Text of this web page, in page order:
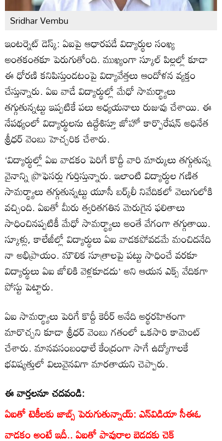
Sridhar Vembu
ఇంటర్నెట్ డెస్క్: ఏఐపై ఆధారపడే విద్యార్థుల సంఖ్య
అంతకంతకూ పెరుగుతోంది. ముఖ్యంగా స్కూల్ పిల్లల్లో కూడా
ఈ ధోరణి కనిపిస్తుండటంపై విద్యావేత్తలు ఆందోళన వ్యక్తం
చేస్తున్నారు. ఏఐ వాడే విద్యార్థుల్లో మేధో సామర్థ్యాలు
తగ్గుతున్నట్టు ఇప్పటికే పలు అధ్యయనాలు రుజువు చేశాయి. ఈ
నేపథ్యంలో విద్యార్థులను ఉద్దేశిస్తూ జోహో కార్పొరేషన్ అధినేత
శ్రీధర్ వెంబు హెచ్చరిక చేశారు.
‘విద్యార్థుల్లో ఏఐ వాడకం పెరిగే కొద్దీ వారి మార్కులు తగ్గుతున్న
వైనాన్ని ప్రొఫెసర్లు గుర్తిస్తున్నారు. ఇలాంటి విద్యార్థుల గణిత
సామర్థ్యాలు తగ్గుతున్నట్టు యూసీ బర్క్‌లీ నివేదికలో వెలుగులోకి
వచ్చింది. ఏఐతో మీరు త్వరితగతిన మెరుగైన ఫలితాలు
సాధించినప్పటికీ మేధో సామర్థ్యాలు అంతే వేగంగా తగ్గుతాయి.
స్కూళ్లు, కాలేజీల్లో విద్యార్థులు ఏఐ వాడకపోవడమే మంచిదనేది
నా అభిప్రాయం. మౌలిక సూత్రాలపై పట్టు సాధించే వరకూ
విద్యార్థులు ఏఐ జోలికి వెళ్లకూడదు’ అని ఆయన ఎక్స్ వేదికగా
పోస్టు పెట్టారు.
ఏఐ సామర్థ్యాలు పెరిగే కొద్దీ కెరీర్ అనేది అర్థరహితంగా
మారొచ్చని కూడా శ్రీధర్ వెంబు గతంలో ఒకసారి కామెంట్
చేశారు. మానవసంబంధాలే కేంద్రంగా సాగే ఉద్యోగాలకే
భవిష్యత్తులో విలువైనవిగా మారతాయని చెప్పారు.
ఈ వార్తలనూ చదవండి:
ఏఐతో టెకీలకు జాబ్స్ పెరుగుతున్నాయ్: ఎన్‌విడియా సీఈఓ
వాడకం అంటే ఇదీ.. ఏఐతో పావురాల బెడదకు చెక్